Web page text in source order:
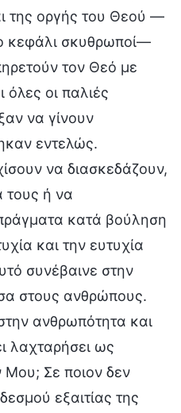
της οργής του Θεού —
κεφάλι σκυθρωποί—
τον Θεό με
όλες οι παλιές
να γίνουν
εντελώς.
να διασκεδάζουν,
τους ή να
κατά βούληση
και την ευτυχία
συνέβαινε στην
στους ανθρώπους.
ανθρωπότητα και
λαχταρήσει ως
Σε ποιον δεν
εξαιτίας της